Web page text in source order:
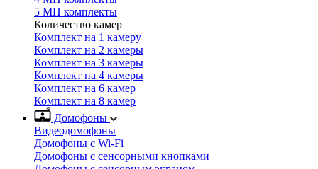
5 МП комплекты
Количество камер
Комплект на 1 камеру
Комплект на 2 камеры
Комплект на 3 камеры
Комплект на 4 камеры
Комплект на 6 камер
Комплект на 8 камер
Домофоны
Видеодомофоны
Домофоны с Wi-Fi
Домофоны с сенсорными кнопками